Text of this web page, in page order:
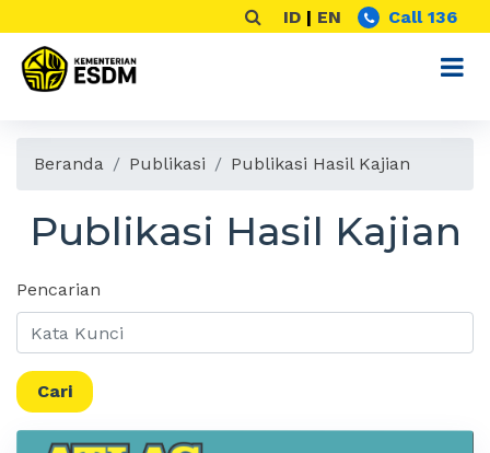
ID | EN Call 136
Beranda Publikasi Publikasi Hasil Kajian
Publikasi Hasil Kajian
Pencarian
Cari